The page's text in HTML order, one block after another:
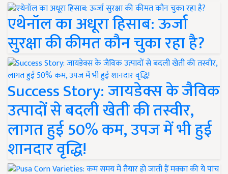
एथेनॉल का अधूरा हिसाब: ऊर्जा
सुरक्षा की कीमत कौन चुका रहा है?
Success Story: जायडेक्स के जैविक
उत्पादों से बदली खेती की तस्वीर,
लागत हुई 50% कम, उपज में भी हुई
शानदार वृद्धि!